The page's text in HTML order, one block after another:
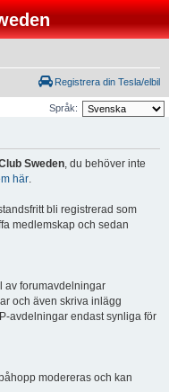
Registrera din Tesla/elbil
Språk:
Sweden, du behöver inte
här.
bli registrerad som
medlemskap och sedan
av forumavdelningar
och även skriva inlägg
avdelningar endast synliga för
modereras och kan